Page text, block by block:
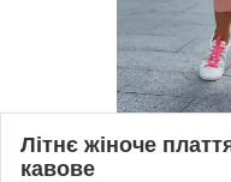
Літнє жіноче
кавове